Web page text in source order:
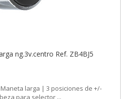
ng.3v.centro Ref. ZB4BJ5
Maneta larga | 3 posiciones de +/-
para selector ...